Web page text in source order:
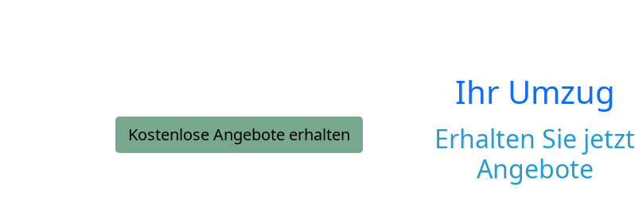
Kostenlose Angebote erhalten
Ihr Umzug
Erhalten Sie jetzt
Angebote